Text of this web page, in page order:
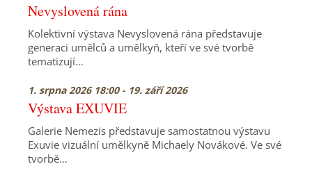
Nevyslovená rána
Kolektivní výstava Nevyslovená rána představuje
generaci umělců a umělkyň, kteří ve své tvorbě
tematizují…
1. srpna 2026 18:00 - 19. září 2026
Výstava EXUVIE
Galerie Nemezis představuje samostatnou výstavu
Exuvie vizuální umělkyně Michaely Novákové. Ve své
tvorbě…